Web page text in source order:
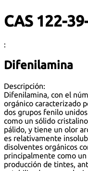
CAS 122-
:
Difenilamina
Descripción:
Difenilamina, con el
orgánico caracterizado
dos grupos fenilo
como un sólido
pálido, y tiene un olor
es relativamente
disolventes orgánicos
principalmente como
producción de tintes,